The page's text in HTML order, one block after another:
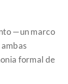
—un marco
formal de